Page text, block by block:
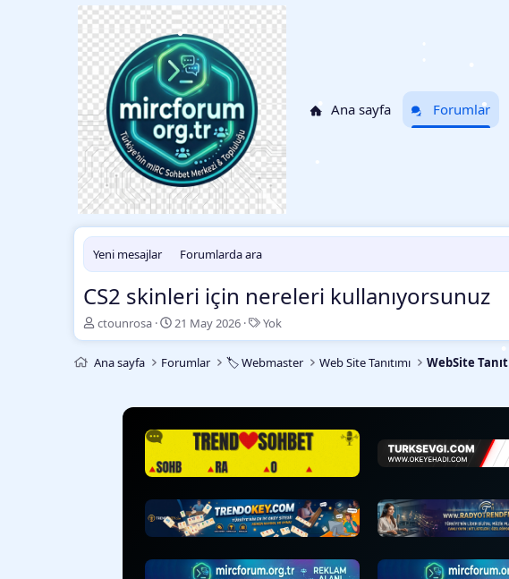
Ana sayfa Forumlar
Yeni mesajlar Forumlarda ara
CS2 skinleri için nereleri kullanıyorsunuz
K
o
b
ctounrosa
B
a
l
ı
t
r
i
h
21 May 2026
E
t
k
e
r
Yok
Ana sayfa Forumlar 🏷️ Webmaster Web Site Tanıtımı WebSite Tanıt
•
•
•
•